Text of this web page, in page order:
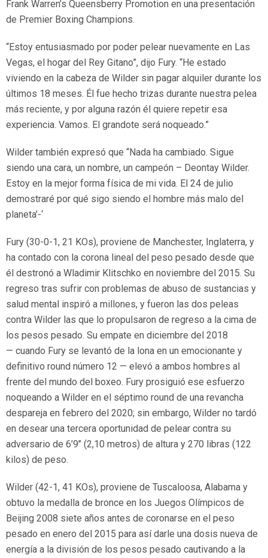
Frank Warren’s Queensberry Promotion en una presentación
de Premier Boxing Champions.
“Estoy entusiasmado por poder pelear nuevamente en Las
Vegas, el hogar del Rey Gitano”, dijo Fury. “He estado
viviendo en la cabeza de Wilder sin pagar alquiler durante los
últimos 18 meses. Él fue hecho trizas durante nuestra pelea
más reciente, y por alguna razón él quiere repetir esa
experiencia. Vamos. El grandote será noqueado.”
Wilder también expresó que “Nada ha cambiado. Sigue
siendo una cara, un nombre, un campeón – Deontay Wilder.
Estoy en la mejor forma física de mi vida. El 24 de julio
demostraré por qué sigo siendo el hombre más malo del
planeta’-‘
Fury (30-0-1, 21 KOs), proviene de Manchester, Inglaterra, y
ha contado con la corona lineal del peso pesado desde que
él destronó a Wladimir Klitschko en noviembre del 2015. Su
regreso tras sufrir con problemas de abuso de sustancias y
salud mental inspiró a millones, y fueron las dos peleas
contra Wilder las que lo propulsaron de regreso a la cima de
los pesos pesado. Su empate en diciembre del 2018
— cuando Fury se levantó de la lona en un emocionante y
definitivo round número 12 — elevó a ambos hombres al
frente del mundo del boxeo. Fury prosiguió ese esfuerzo
noqueando a Wilder en el séptimo round de una revancha
despareja en febrero del 2020; sin embargo, Wilder no tardó
en desear una tercera oportunidad de pelear contra su
adversario de 6’9’’ (2,10 metros) de altura y 270 libras (122
kilos) de peso.
Wilder (42-1, 41 KOs), proviene de Tuscaloosa, Alabama y
obtuvo la medalla de bronce en los Juegos Olímpicos de
Beijing 2008 siete años antes de coronarse en el peso
pesado en enero del 2015 para así darle una dosis nueva de
energía a la división de los pesos pesado cautivando a la